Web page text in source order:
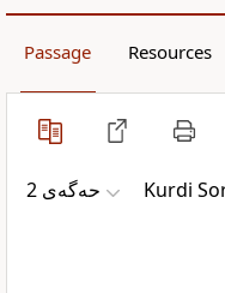
Passage Resources
حەگەی 2 Kurdi